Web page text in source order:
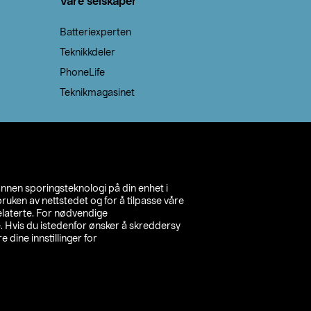
sporingsteknologi på din enhet i
av nettstedet og for å tilpasse våre
For nødvendige
Hvis du istedenfor ønsker å skreddersy
dine innstillinger for
Batteriexperten
Teknikkdeler
PhoneLife
Teknikmagasinet